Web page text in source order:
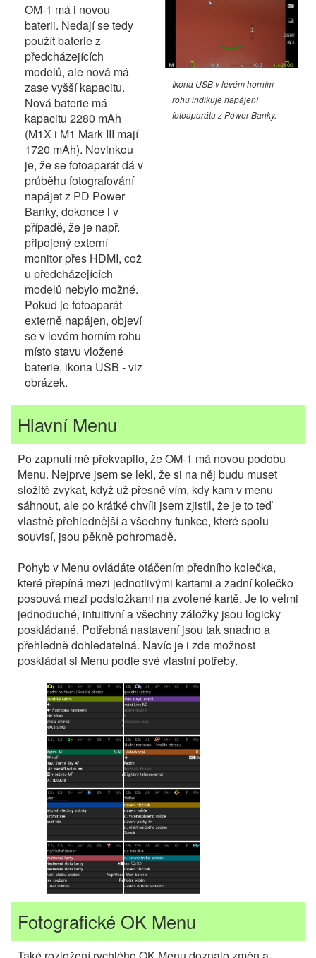
OM-1 má i novou
baterii. Nedají se tedy
použít baterie z
předcházejících
modelů, ale nová má
zase vyšší kapacitu.
Nová baterie má
kapacitu 2280 mAh
(M1X i M1 Mark III mají
1720 mAh). Novinkou
je, že se fotoaparát dá v
průběhu fotografování
napájet z PD Power
Banky, dokonce i v
případě, že je např.
připojený externí
monitor přes HDMI, což
u předcházejících
modelů nebylo možné.
Pokud je fotoaparát
externě napájen, objeví
se v levém horním rohu
místo stavu vložené
baterie, ikona USB - viz
obrázek.
Ikona USB v levém horním
rohu indikuje napájení
fotoaparátu z Power Banky.
Hlavní Menu
Po zapnutí mě překvapilo, že OM-1 má novou podobu
Menu. Nejprve jsem se lekl, že si na něj budu muset
složitě zvykat, když už přesně vím, kdy kam v menu
sáhnout, ale po krátké chvíli jsem zjistil, že je to teď
vlastně přehlednější a všechny funkce, které spolu
souvisí, jsou pěkně pohromadě.
Pohyb v Menu ovládáte otáčením předního kolečka,
které přepíná mezi jednotlivými kartami a zadní kolečko
posouvá mezi podsložkami na zvolené kartě. Je to velmi
jednoduché, intuitivní a všechny záložky jsou logicky
poskládané. Potřebná nastavení jsou tak snadno a
přehledně dohledatelná. Navíc je i zde možnost
poskládat si Menu podle své vlastní potřeby.
Fotografické OK Menu